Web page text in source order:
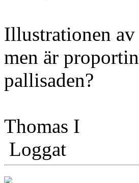
Illustrationen av
men är
pallisaden?
Thomas I
Loggat